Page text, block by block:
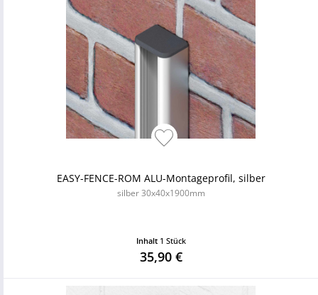
EASY-FENCE-ROM ALU-Montageprofil, silber
silber 30x40x1900mm
Inhalt 1 Stück
35,90 €